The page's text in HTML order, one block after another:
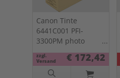
Canon Tinte
6441C001 PFI-
3300PM photo
magenta
zzgl.
Versand
€ 172,42